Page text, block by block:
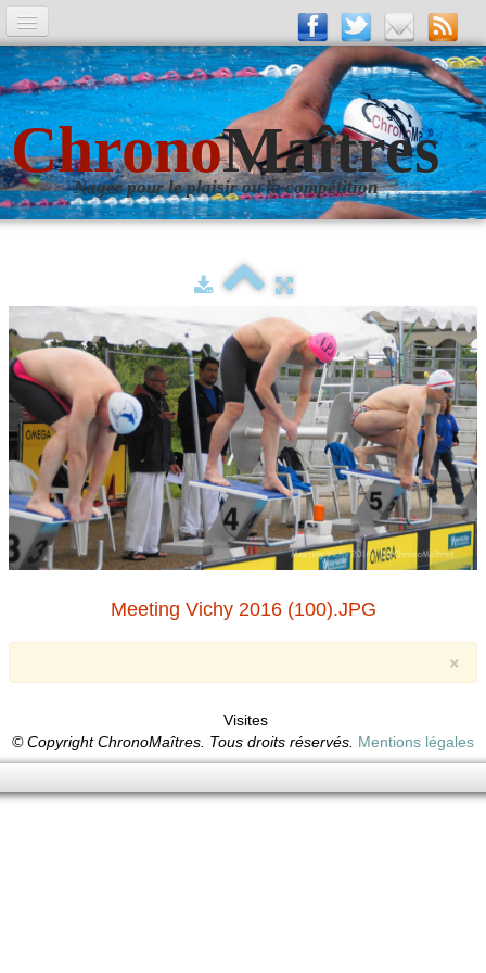
A la Une
Entrainements
La revue
Les numéros
Photos
Evènements ▼
Livre d'Or
ChronoMaîtres
Nager pour le plaisir ou la compétition
Meeting Vichy 2016 (100).JPG
×
Visites
© Copyright ChronoMaîtres. Tous droits réservés. Mentions légales